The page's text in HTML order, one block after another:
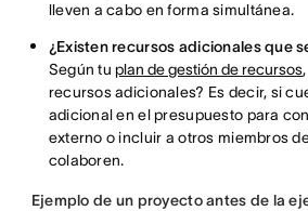
lleven a cabo en forma simultánea.
¿Existen recursos adicionales que
Según tuplan de gestión de recursos
recursos adicionales? Es decir, si
adicional en el presupuesto para
externo o incluir a otros miembros
colaboren.
Ejemplo de un proyecto antes de la